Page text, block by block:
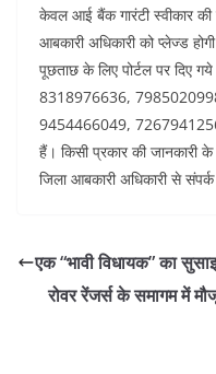
केवल आई बैंक गारंटी स्वीकार
आबकारी अधिकारी को प्लेज्ड
पूछताछ के लिए पोर्टल पर
8318976636,
9454466049,
हैं। किसी प्रकार की जानकारी के
जिला आबकारी अधिकारी से
एक “भावी विधायक” का
रोवर रेंजर्स के समागम में